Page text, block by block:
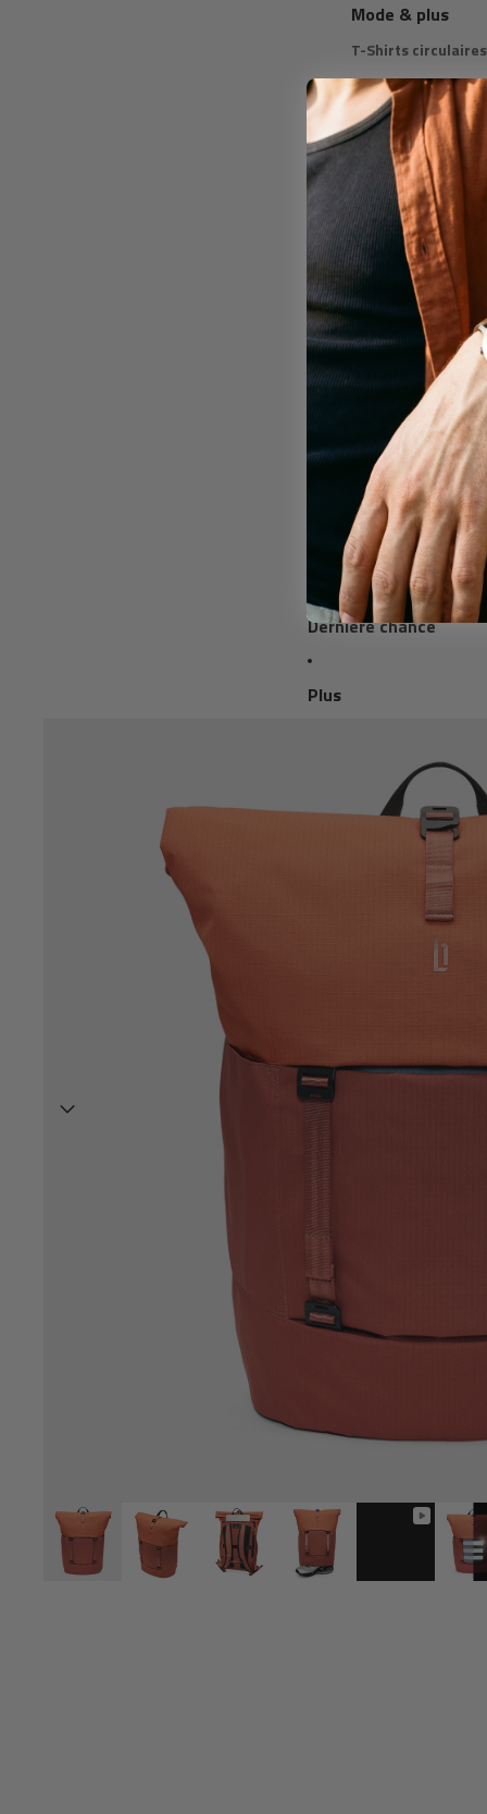
Mode & plus
T-Shirts circulaires
Bouteille
Guide cadeaux
Par genre
Cadeaux pour lui
Cadeaux pour elle
Cadeaux pour tous
Cadeaux jusqu’à
Cadeaux jusqu’à
Cadeaux premium
Carte cadeau
Dernière chance
Plus